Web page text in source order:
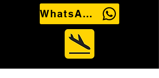
WhatsApp Us